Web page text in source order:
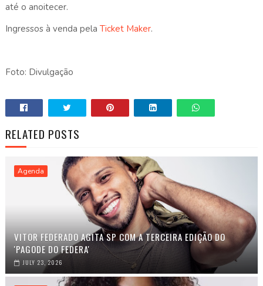
até o anoitecer.
Ingressos à venda pela Ticket Maker.
Foto: Divulgação
RELATED POSTS
Agenda
VITOR FEDERADO AGITA SP COM A TERCEIRA EDIÇÃO DO
'PAGODE DO FEDERA'
JULY 23, 2026